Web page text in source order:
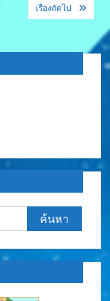
เรื่องถัดไป
ค้นหา
สำหรับ: